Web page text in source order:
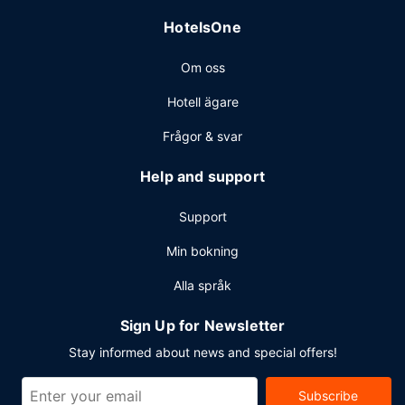
HotelsOne
Om oss
Hotell ägare
Frågor & svar
Help and support
Support
Min bokning
Alla språk
Sign Up for Newsletter
Stay informed about news and special offers!
Subscribe